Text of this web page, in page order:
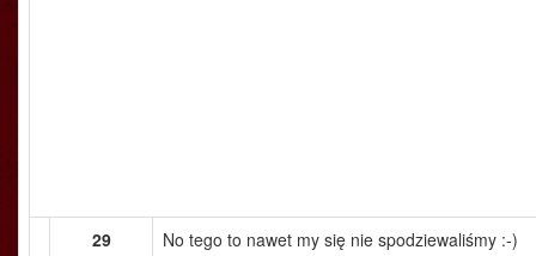
29
No tego to nawet my się nie spodziewaliśmy :-)